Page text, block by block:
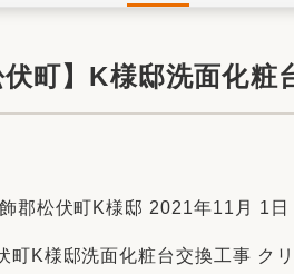
3Dシミュレ
改善の取り組み お客さ
伏町】K様邸洗面化
郡松伏町K様邸 2021年11月 1日
町K様邸洗面化粧台交換工事 ク